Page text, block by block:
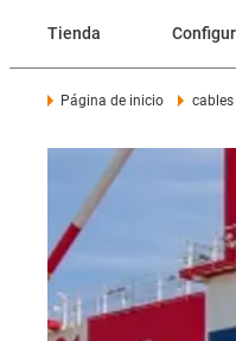
Tienda
Página de inicio